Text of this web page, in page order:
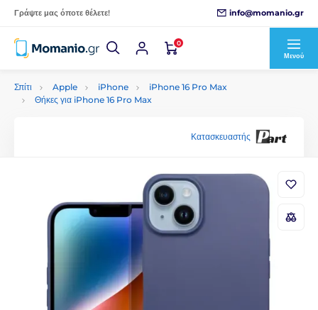
Γράψτε μας όποτε θέλετε! info@momanio.gr
0
Μενού
Σπίτι Apple iPhone
iPhone 16 Pro Max
Θήκες για iPhone 16 Pro Max
Κατασκευαστής